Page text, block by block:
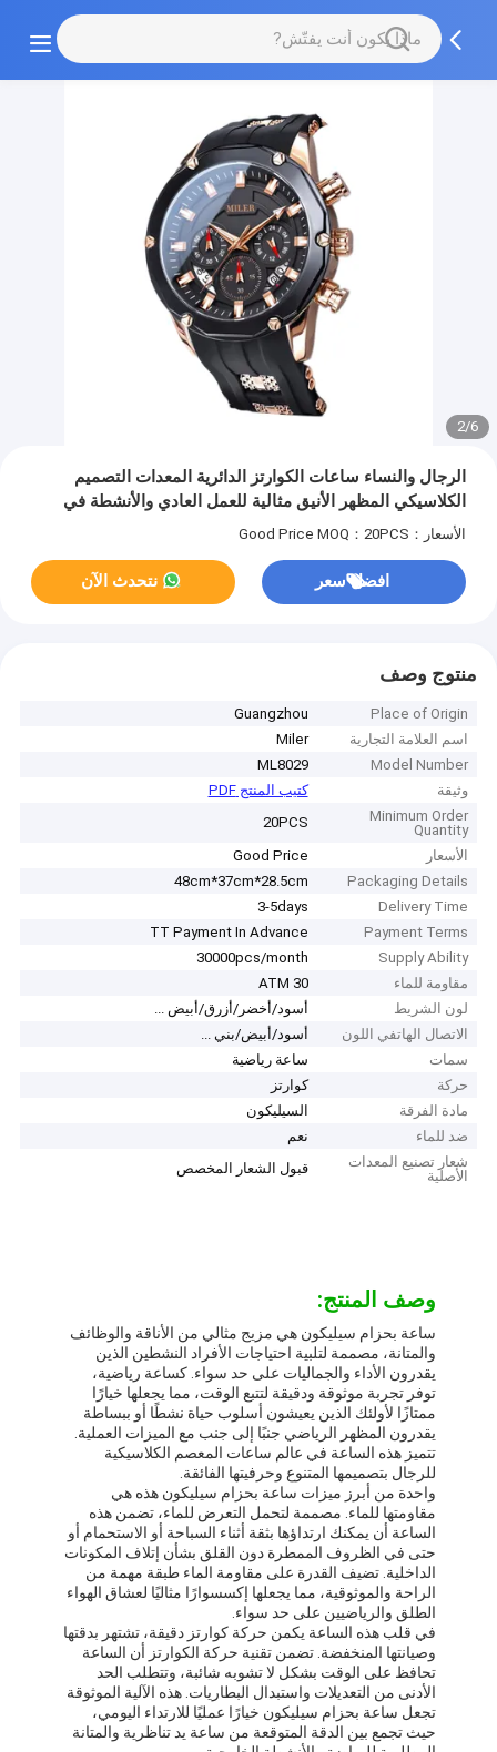
2/6
الرجال والنساء ساعات الكوارتز الدائرية المعدات التصميم
الكلاسيكي المظهر الأنيق مثالية للعمل العادي والأنشطة في
الهواء الطلق
الأسعار：Good Price MOQ：20PCS
افضل سعر نتحدث الآن
منتوج وصف
Place of Origin
Guangzhou
اسم العلامة التجارية
Miler
Model Number
ML8029
وثيقة
كتيب المنتج PDF
Minimum Order
Quantity
20PCS
الأسعار
Good Price
Packaging Details
48cm*37cm*28.5cm
Delivery Time
3-5days
Payment Terms
TT Payment In Advance
Supply Ability
30000pcs/month
مقاومة للماء
30 ATM
لون الشريط
أسود/أخضر/أزرق/أبيض ...
الاتصال الهاتفي اللون
أسود/أبيض/بني ...
سمات
ساعة رياضية
حركة
كوارتز
مادة الفرقة
السيليكون
ضد للماء
نعم
شعار تصنيع المعدات
الأصلية
قبول الشعار المخصص
وصف المنتج:
ساعة بحزام سيليكون هي مزيج مثالي من الأناقة والوظائف
والمتانة، مصممة لتلبية احتياجات الأفراد النشطين الذين
يقدرون الأداء والجماليات على حد سواء. كساعة رياضية،
توفر تجربة موثوقة ودقيقة لتتبع الوقت، مما يجعلها خيارًا
ممتازًا لأولئك الذين يعيشون أسلوب حياة نشطًا أو ببساطة
يقدرون المظهر الرياضي جنبًا إلى جنب مع الميزات العملية.
تتميز هذه الساعة في عالم ساعات المعصم الكلاسيكية
للرجال بتصميمها المتنوع وحرفيتها الفائقة.
واحدة من أبرز ميزات ساعة بحزام سيليكون هذه هي
مقاومتها للماء. مصممة لتحمل التعرض للماء، تضمن هذه
الساعة أن يمكنك ارتداؤها بثقة أثناء السباحة أو الاستحمام أو
حتى في الظروف الممطرة دون القلق بشأن إتلاف المكونات
الداخلية. تضيف القدرة على مقاومة الماء طبقة مهمة من
الراحة والموثوقية، مما يجعلها إكسسوارًا مثاليًا لعشاق الهواء
الطلق والرياضيين على حد سواء.
في قلب هذه الساعة يكمن حركة كوارتز دقيقة، تشتهر بدقتها
وصيانتها المنخفضة. تضمن تقنية حركة الكوارتز أن الساعة
تحافظ على الوقت بشكل لا تشوبه شائبة، وتتطلب الحد
الأدنى من التعديلات واستبدال البطاريات. هذه الآلية الموثوقة
تجعل ساعة بحزام سيليكون خيارًا عمليًا للارتداء اليومي،
حيث تجمع بين الدقة المتوقعة من ساعة يد تناظرية والمتانة